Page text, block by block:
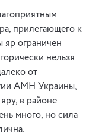
прилегающего к
яр ограничен
нельзя
от
АМН Украины,
в районе
много, но сила